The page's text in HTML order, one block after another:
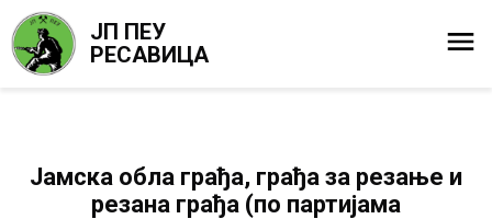
ЈП ПЕУ
РЕСАВИЦА
Јамска обла грађа, грађа за резање и
резана грађа (по партијама